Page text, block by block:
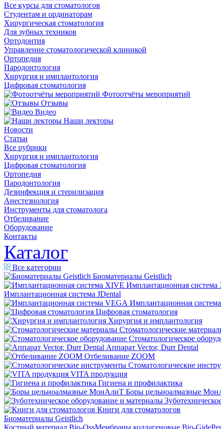
Все курсы для стоматологов
Студентам и ординаторам
Хирургическая стоматология
Для зубных техников
Ортодонтия
Управление стоматологической клиникой
Ортопедия
Пародонтология
Хирургия и имплантология
Цифровая стоматология
Фотоотчёты мероприятий
Отзывы
Видео
Наши лекторы
Новости
Статьи
Все рубрики
Хирургия и имплантология
Цифровая стоматология
Ортопедия
Пародонтология
Дезинфекция и стерилизация
Анестезиология
Инструменты для стоматолога
Отбеливание
Оборудование
Контакты
Каталог
Все категории
Биоматериалы Geistlich
Имплантационная
Имплантационная система JDental
Имплантационная
Цифровая стоматология
Хирургия и имплантология
Стоматологические
Стоматологическое
Аппарат Vector, Durr Dental
Отбеливание ZOOM
Стоматологические
VITA продукция
Гигиена и профилактика
Боры цельноалмазные
Книги для стоматологов
Биоматериалы Geistlich